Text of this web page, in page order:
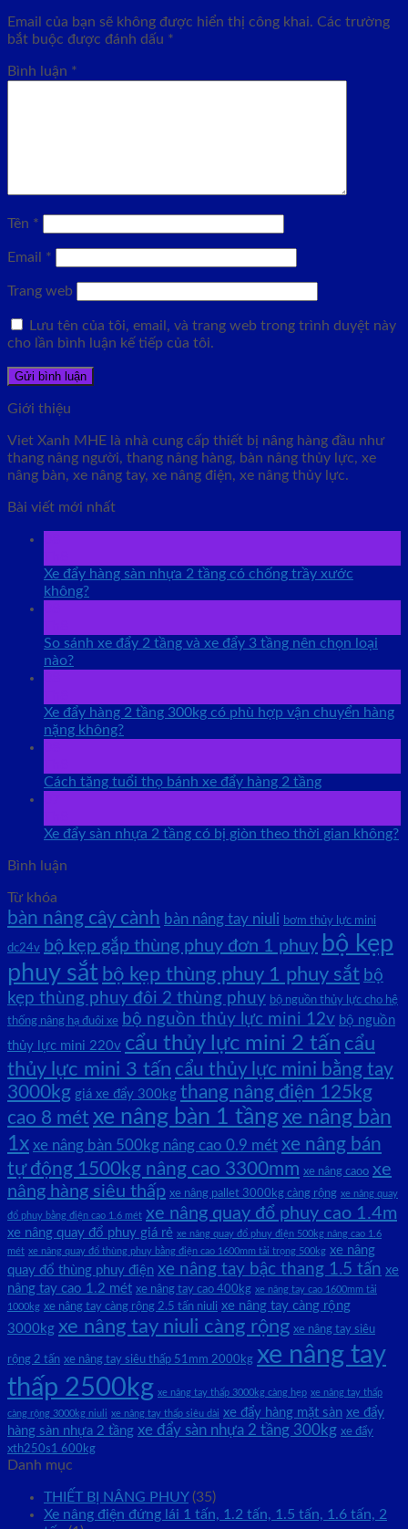
Email của bạn sẽ không được hiển thị công khai. Các trường
bắt buộc được đánh dấu *
Bình luận *
Tên *
Email *
Trang web
Lưu tên của tôi, email, và trang web trong trình duyệt này
cho lần bình luận kế tiếp của tôi.
Giới thiệu
Viet Xanh MHE là nhà cung cấp thiết bị nâng hàng đầu như
thang nâng người, thang nâng hàng, bàn nâng thủy lực, xe
nâng bàn, xe nâng tay, xe nâng điện, xe nâng thủy lực.
Bài viết mới nhất
Xe đẩy hàng sàn nhựa 2 tầng có chống trầy xước
không?
So sánh xe đẩy 2 tầng và xe đẩy 3 tầng nên chọn loại
nào?
Xe đẩy hàng 2 tầng 300kg có phù hợp vận chuyển hàng
nặng không?
Cách tăng tuổi thọ bánh xe đẩy hàng 2 tầng
Xe đẩy sàn nhựa 2 tầng có bị giòn theo thời gian không?
Bình luận
Từ khóa
bàn nâng cây cành bàn nâng tay niuli bơm thủy lực mini
dc24v bộ kẹp gắp thùng phuy đơn 1 phuy bộ kẹp
phuy sắt bộ kẹp thùng phuy 1 phuy sắt bộ
kẹp thùng phuy đôi 2 thùng phuy bộ nguồn thủy lực cho hệ
thống nâng hạ đuôi xe bộ nguồn thủy lực mini 12v bộ nguồn
thủy lực mini 220v cẩu thủy lực mini 2 tấn cẩu
thủy lực mini 3 tấn cẩu thủy lực mini bằng tay
3000kg giá xe đẩy 300kg thang nâng điện 125kg
cao 8 mét xe nâng bàn 1 tầngxe nâng bàn
1x xe nâng bàn 500kg nâng cao 0.9 mét xe nâng bán
tự động 1500kg nâng cao 3300mm xe nâng caoo xe
nâng hàng siêu thấp xe nâng pallet 3000kg càng rộng xe nâng quay
đổ phuy bằng điện cao 1.6 mét xe nâng quay đổ phuy cao 1.4m
xe nâng quay đổ phuy giá rẻ xe nâng quay đổ phuy điện 500kg nâng cao 1.6
mét xe nâng quay đổ thùng phuy bằng điện cao 1600mm tải trọng 500kg xe nâng
quay đổ thùng phuy điện xe nâng tay bậc thang 1.5 tấn xe
nâng tay cao 1.2 mét xe nâng tay cao 400kg xe nâng tay cao 1600mm tải
1000kg xe nâng tay càng rộng 2.5 tấn niuli xe nâng tay càng rộng
3000kg xe nâng tay niuli càng rộng xe nâng tay siêu
rộng 2 tấn xe nâng tay siêu thấp 51mm 2000kg xe nâng tay
thấp 2500kg xe nâng tay thấp 3000kg càng hẹp xe nâng tay thấp
càng rộng 3000kg niuli xe nâng tay thấp siêu dài xe đẩy hàng mặt sàn xe đẩy
hàng sàn nhựa 2 tầng xe đẩy sàn nhựa 2 tầng 300kg xe đẩy
xth250s1 600kg
Danh mục
THIẾT BỊ NÂNG PHUY(35)
Xe nâng điện đứng lái 1 tấn, 1.2 tấn, 1.5 tấn, 1.6 tấn, 2